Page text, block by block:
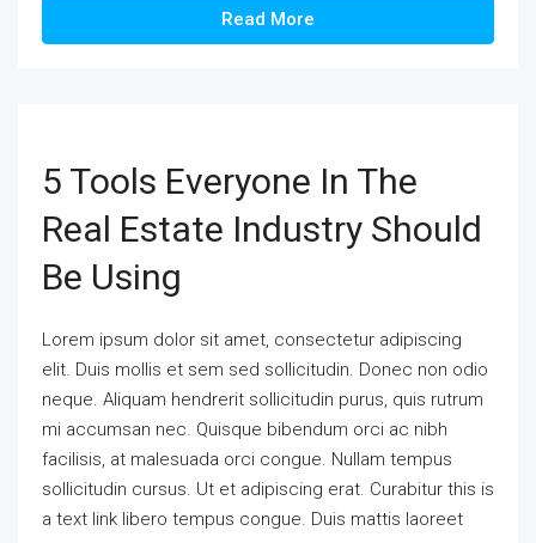
Read More
5 Tools Everyone In The
Real Estate Industry Should
Be Using
Lorem ipsum dolor sit amet, consectetur adipiscing
elit. Duis mollis et sem sed sollicitudin. Donec non odio
neque. Aliquam hendrerit sollicitudin purus, quis rutrum
mi accumsan nec. Quisque bibendum orci ac nibh
facilisis, at malesuada orci congue. Nullam tempus
sollicitudin cursus. Ut et adipiscing erat. Curabitur this is
a text link libero tempus congue. Duis mattis laoreet